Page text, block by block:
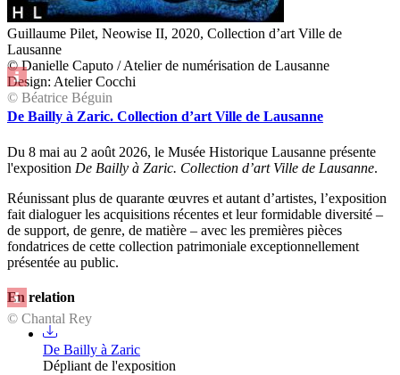
© Béatrice Béguin
© Chantal Rey
Guillaume Pilet, Neowise II, 2020, Collection d’art Ville de
Lausanne
© Danielle Caputo / Atelier de numérisation de Lausanne
Design: Atelier Cocchi
De Bailly à Zaric. Collection d’art Ville de Lausanne
Du 8 mai au 2 août 2026, le Musée Historique Lausanne présente
l'exposition De Bailly à Zaric. Collection d’art Ville de Lausanne.
Réunissant plus de quarante œuvres et autant d’artistes, l’exposition
fait dialoguer les acquisitions récentes et leur formidable diversité –
de support, de genre, de matière – avec les premières pièces
fondatrices de cette collection patrimoniale exceptionnellement
présentée au public.
En relation
De Bailly à Zaric
Dépliant de l'exposition